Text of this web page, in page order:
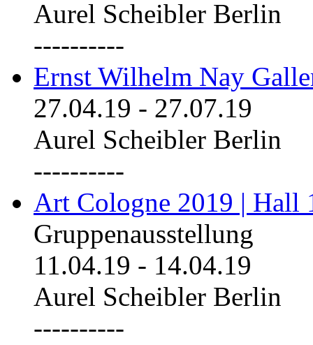
Aurel Scheibler Berlin
----------
Ernst Wilhelm Nay
27.04.19 - 27.07.19
Aurel Scheibler Berlin
----------
Art Cologne 2019 | Hall
Gruppenausstellung
11.04.19 - 14.04.19
Aurel Scheibler Berlin
----------